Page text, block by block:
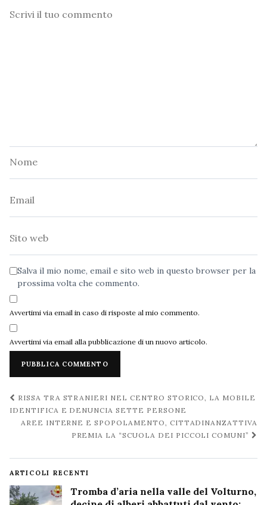
Commento
Salva il mio nome, email e sito web in questo browser per la
prossima volta che commento.
Avvertimi via email in caso di risposte al mio commento.
Avvertimi via email alla pubblicazione di un nuovo articolo.
Navigazione
post
RISSA TRA STRANIERI NEL CENTRO STORICO, LA MOBILE
IDENTIFICA E DENUNCIA SETTE PERSONE
AREE INTERNE E SPOPOLAMENTO, CITTADINANZATTIVA
PREMIA LA “SCUOLA DEI PICCOLI COMUNI”
ARTICOLI RECENTI
Tromba d’aria nella valle del Volturno,